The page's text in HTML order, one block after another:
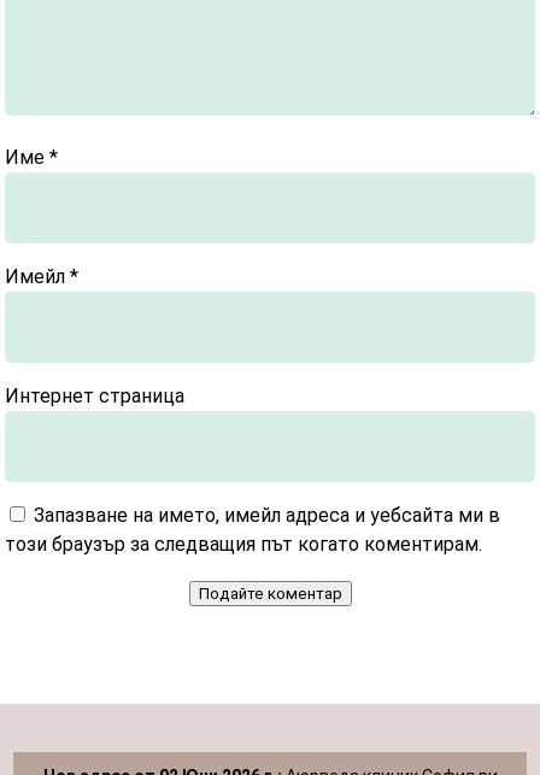
Име*
Имейл*
Интернет страница
Запазване на името, имейл адреса и уебсайта ми в
този браузър за следващия път когато коментирам.
Подайте коментар